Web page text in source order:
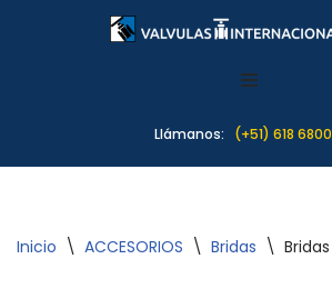
Llámanos: (+51) 618 6800
Inicio \ ACCESORIOS \ Bridas \ Bridas